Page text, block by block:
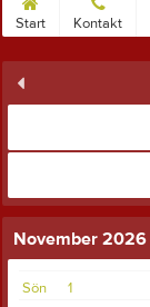
Start Kontakt
November 2026
1
Sön